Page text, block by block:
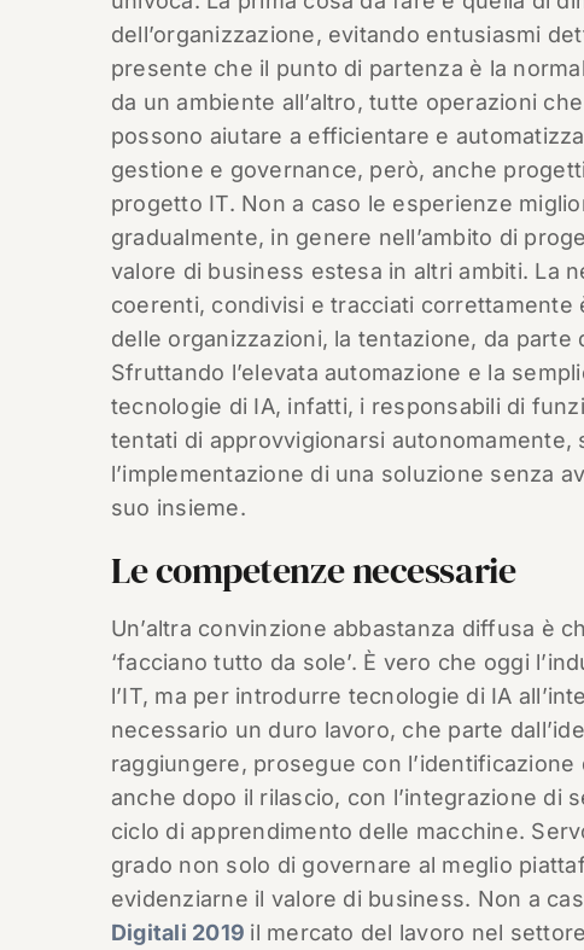
dell’organizzazione, evitando entusiasmi
presente che il punto di partenza è la
da un ambiente all’altro, tutte operazioni
possono aiutare a efficientare e
gestione e governance, però, anche
progetto IT. Non a caso le esperienze
gradualmente, in genere nell’ambito di
valore di business estesa in altri ambiti. La
coerenti, condivisi e tracciati correttamente
delle organizzazioni, la tentazione, da
Sfruttando l’elevata automazione e la
tecnologie di IA, infatti, i responsabili di
tentati di approvvigionarsi
l’implementazione di una soluzione senza
suo insieme.
Le competenze necessarie
Un’altra convinzione abbastanza diffusa è
‘facciano tutto da sole’. È vero che oggi
l’IT, ma per introdurre tecnologie di IA
necessario un duro lavoro, che parte
raggiungere, prosegue con
anche dopo il rilascio, con l’integrazione di
ciclo di apprendimento delle macchine.
grado non solo di governare al meglio
evidenziarne il valore di business. Non a
Digitali 2019 il mercato del lavoro nel